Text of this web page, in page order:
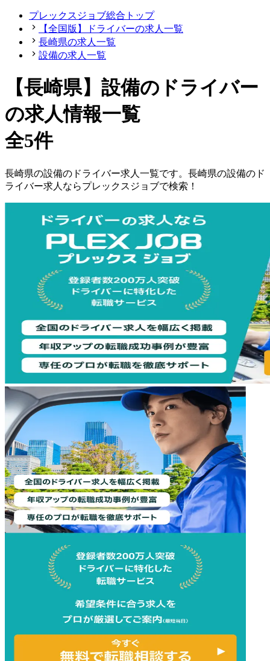
プレックスジョブ総合トップ
【全国版】ドライバーの求人一覧
長崎県の求人一覧
設備の求人一覧
【長崎県】設備のドライバー
の求人情報一覧
全5件
長崎県の設備の ドライバー求人一覧です。 長崎県の設備の ド
ライバー求人ならプレックスジョブで検索！